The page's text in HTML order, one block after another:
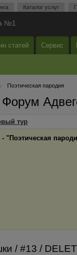
Каталог услуг
№1
статей Сервис
Поэтическая пародия
тур
"Поэтическая
/ #13 /